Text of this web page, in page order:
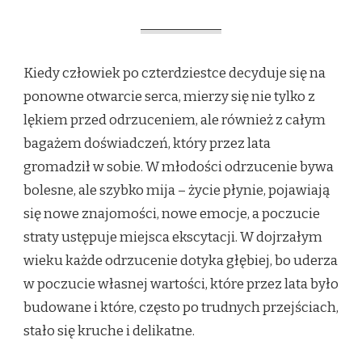
Kiedy człowiek po czterdziestce decyduje się na
ponowne otwarcie serca, mierzy się nie tylko z
lękiem przed odrzuceniem, ale również z całym
bagażem doświadczeń, który przez lata
gromadził w sobie. W młodości odrzucenie bywa
bolesne, ale szybko mija – życie płynie, pojawiają
się nowe znajomości, nowe emocje, a poczucie
straty ustępuje miejsca ekscytacji. W dojrzałym
wieku każde odrzucenie dotyka głębiej, bo uderza
w poczucie własnej wartości, które przez lata było
budowane i które, często po trudnych przejściach,
stało się kruche i delikatne.